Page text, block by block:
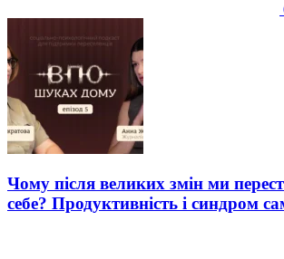
Чому після великих змін ми
себе? Продуктивність і синдром